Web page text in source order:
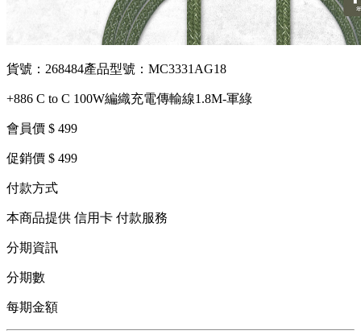
貨號：268484產品型號：MC3331AG18
+886 C to C 100W編織充電傳輸線1.8M-軍綠
會員價 $ 499
促銷價 $ 499
付款方式
本商品提供 信用卡 付款服務
分期資訊
分期數
每期金額